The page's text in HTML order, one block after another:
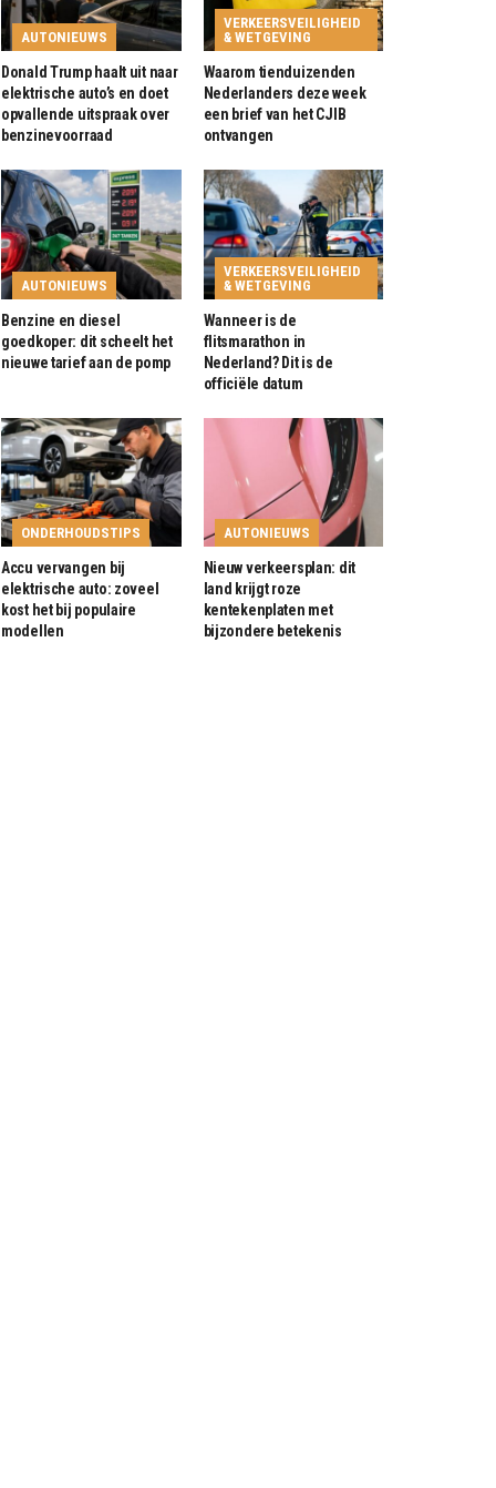
AUTONIEUWS
Donald Trump haalt uit naar
elektrische auto’s en doet
opvallende uitspraak over
benzinevoorraad
VERKEERSVEILIGHEID
& WETGEVING
Waarom tienduizenden
Nederlanders deze week
een brief van het CJIB
ontvangen
AUTONIEUWS
Benzine en diesel
goedkoper: dit scheelt het
nieuwe tarief aan de pomp
VERKEERSVEILIGHEID
& WETGEVING
Wanneer is de
flitsmarathon in
Nederland? Dit is de
officiële datum
ONDERHOUDSTIPS
Accu vervangen bij
elektrische auto: zoveel
kost het bij populaire
modellen
AUTONIEUWS
Nieuw verkeersplan: dit
land krijgt roze
kentekenplaten met
bijzondere betekenis